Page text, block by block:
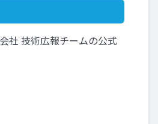
社 技術広報チームの公式